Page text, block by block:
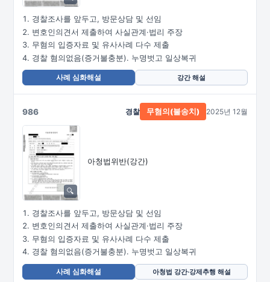
경찰조사를 앞두고, 방문상담 및 선임
변호인의견서 제출하여 사실관계·법리 주장
무혐의 입증자료 및 유사사례 다수 제출
경찰 혐의없음(증거불충분). 누명벗고 일상복귀
사례 심화해설 강간 해설
986
아청법위반(강간)
경찰 무혐의(불송치) 2025년 12월
경찰조사를 앞두고, 방문상담 및 선임
변호인의견서 제출하여 사실관계·법리 주장
무혐의 입증자료 및 유사사례 다수 제출
경찰 혐의없음(증거불충분). 누명벗고 일상복귀
사례 심화해설 아청법 강간·강제추행 해설